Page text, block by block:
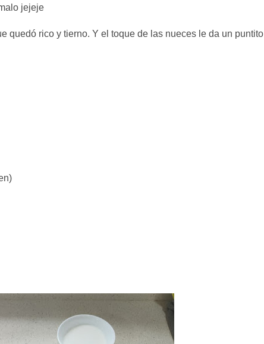
jejeje
quedó rico y tierno. Y el toque de las nueces le da un puntito